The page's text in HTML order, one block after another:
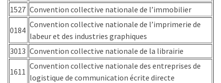
certifié
qui
change
1527 Convention collective nationale de l’immobilier
0184
Convention collective nationale de l’imprimerie de
labeur et des industries graphiques
3013 Convention collective nationale de la librairie
1611
Convention collective nationale des entreprises de
logistique de communication écrite directe